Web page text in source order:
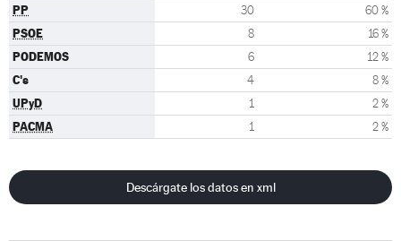
PP 30 60 %
PSOE 8 16 %
PODEMOS 6 12 %
C's 4 8 %
UPyD 1 2 %
PACMA 1 2 %
Descárgate los datos en xml